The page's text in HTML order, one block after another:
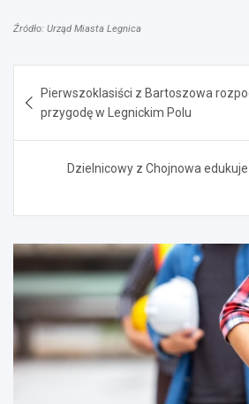
Źródło: Urząd Miasta Legnica
wpisuPierwszoklasiści z Bartoszowa
przygodę w Legnickim Polu
Dzielnicowy z Chojnowa